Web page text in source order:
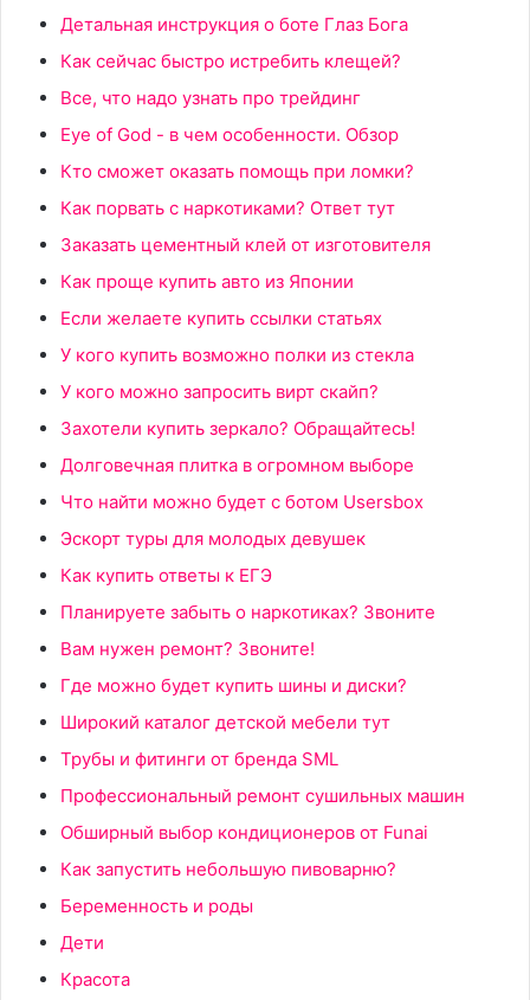
Детальная инструкция о боте Глаз Бога
Как сейчас быстро истребить клещей?
Все, что надо узнать про трейдинг
Eye of God - в чем особенности. Обзор
Кто сможет оказать помощь при ломки?
Как порвать с наркотиками? Ответ тут
Заказать цементный клей от изготовителя
Как проще купить авто из Японии
Если желаете купить ссылки статьях
У кого купить возможно полки из стекла
У кого можно запросить вирт скайп?
Захотели купить зеркало? Обращайтесь!
Долговечная плитка в огромном выборе
Что найти можно будет с ботом Usersbox
Эскорт туры для молодых девушек
Как купить ответы к ЕГЭ
Планируете забыть о наркотиках? Звоните
Вам нужен ремонт? Звоните!
Где можно будет купить шины и диски?
Широкий каталог детской мебели тут
Трубы и фитинги от бренда SML
Профессиональный ремонт сушильных машин
Обширный выбор кондиционеров от Funai
Как запустить небольшую пивоварню?
Беременность и роды
Дети
Красота